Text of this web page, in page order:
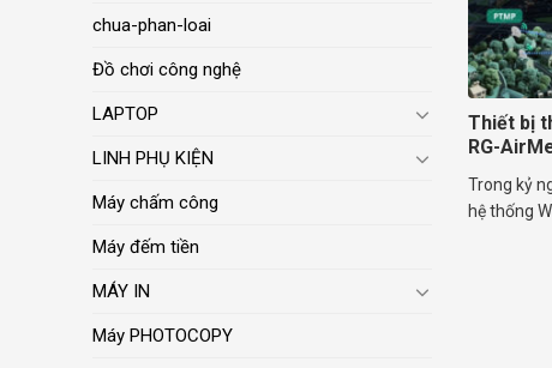
chua-phan-loai
Đồ chơi công nghệ
LAPTOP
LINH PHỤ KIỆN
Máy chấm công
Máy đếm tiền
MÁY IN
Máy PHOTOCOPY
Thiết bị
RG-
Trong kỷ
hệ thống